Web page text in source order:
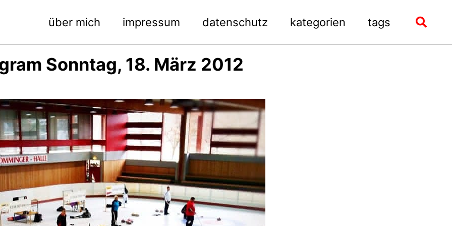
über mich impressum datenschutz kategorien tags
Toggle
Sonntag, 18. März 2012